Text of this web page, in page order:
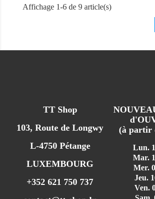
Affichage 1-6 de 9 article(s)
TT Shop
103, Route de Longwy
L-4750 Pétange
LUXEMBOURG
+352 621 750 737
(à partir
Lun.
Mar.
Mer.
Jeu.
Ven.